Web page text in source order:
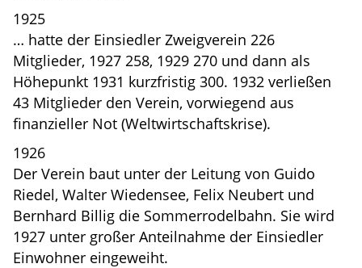
1925
… hatte der Einsiedler Zweigverein 226
Mitglieder, 1927 258, 1929 270 und dann als
Höhepunkt 1931 kurzfristig 300. 1932 verließen
43 Mitglieder den Verein, vorwiegend aus
finanzieller Not (Weltwirtschaftskrise).
1926
Der Verein baut unter der Leitung von Guido
Riedel, Walter Wiedensee, Felix Neubert und
Bernhard Billig die Sommerrodelbahn. Sie wird
1927 unter großer Anteilnahme der Einsiedler
Einwohner eingeweiht.